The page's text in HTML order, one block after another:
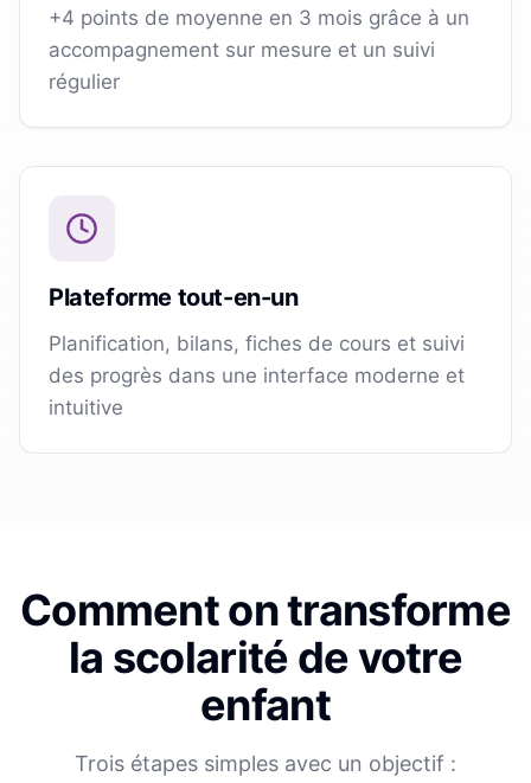
+4 points de moyenne en 3 mois grâce à un
accompagnement sur mesure et un suivi
régulier
Plateforme tout-en-un
Planification, bilans, fiches de cours et suivi
des progrès dans une interface moderne et
intuitive
Comment on transforme
la scolarité de votre
enfant
Trois étapes simples avec un objectif :